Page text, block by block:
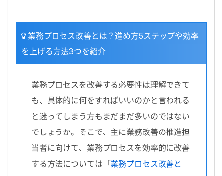
業務プロセス改善とは？進め方5ステップや効率
を上げる方法3つを紹介
業務プロセスを改善する必要性は理解できて
も、具体的に何をすればいいのかと言われる
と迷ってしまう方もまだまだ多いのではない
でしょうか。そこで、主に業務改善の推進担
当者に向けて、業務プロセスを効率的に改善
する方法については「業務プロセス改善と